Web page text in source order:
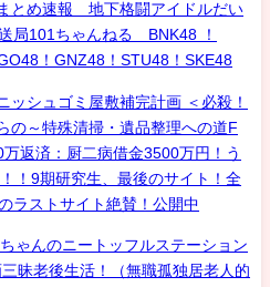
とめ速報 地下格闘アイドルだい
局101ちゃんねる BNK48 ！
！GNZ48！STU48！SKE48
ッシュゴミ屋敷補完計画 ＜必殺！
の～特殊清掃・遺品整理への道F
返済：厨二病借金3500万円！う
！9期研究生、最後のサイト！全
ラストサイト絶賛！公開中
ゃんのニートッフルステーション
昧老後生活！（無職孤独居老人的